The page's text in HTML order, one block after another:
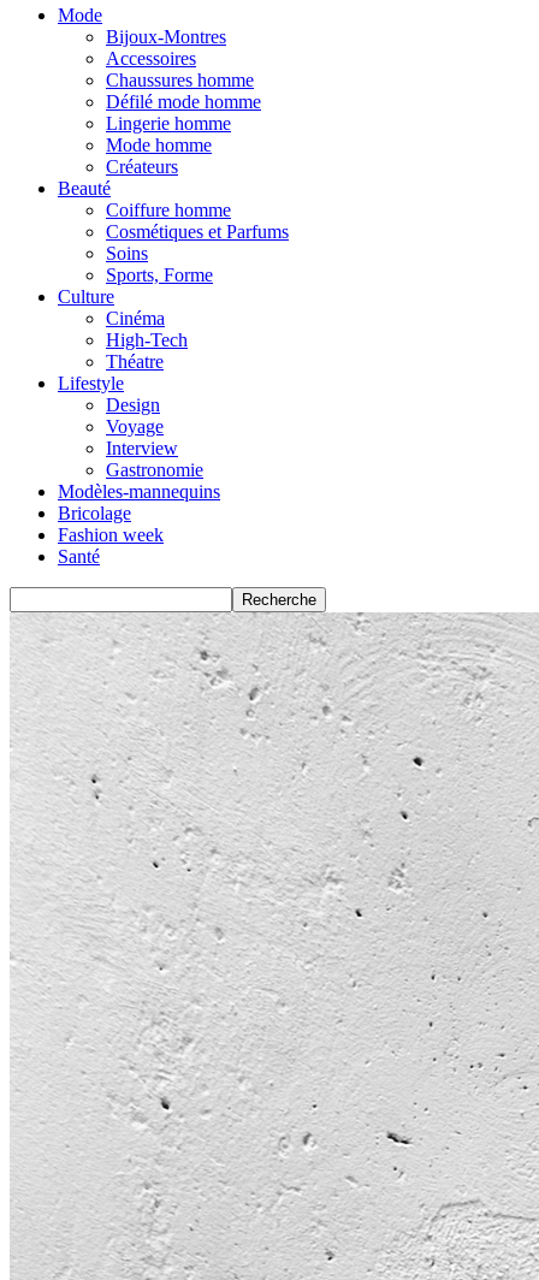
Mode
Bijoux-Montres
Accessoires
Chaussures homme
Défilé mode homme
Lingerie homme
Mode homme
Créateurs
Beauté
Coiffure homme
Cosmétiques et Parfums
Soins
Sports, Forme
Culture
Cinéma
High-Tech
Théatre
Lifestyle
Design
Voyage
Interview
Gastronomie
Modèles-mannequins
Bricolage
Fashion week
Santé